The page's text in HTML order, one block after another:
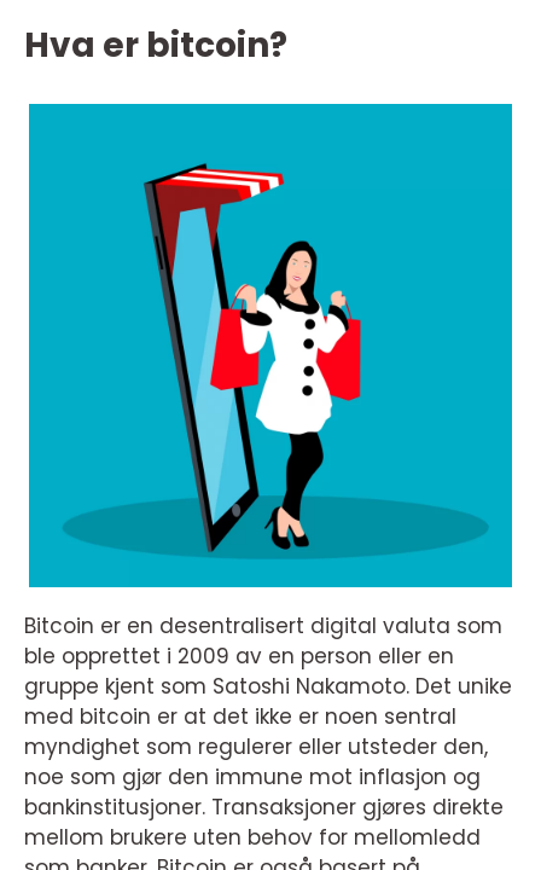
Hva er bitcoin?
Bitcoin er en desentralisert digital valuta som
ble opprettet i 2009 av en person eller en
gruppe kjent som Satoshi Nakamoto. Det unike
med bitcoin er at det ikke er noen sentral
myndighet som regulerer eller utsteder den,
noe som gjør den immune mot inflasjon og
bankinstitusjoner. Transaksjoner gjøres direkte
mellom brukere uten behov for mellomledd